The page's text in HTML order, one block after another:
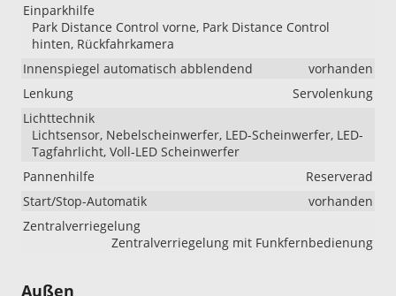
Einparkhilfe
Park Distance Control vorne, Park Distance Control
hinten, Rückfahrkamera
Innenspiegel automatisch abblendend
vorhanden
Lenkung
Servolenkung
Lichttechnik
Lichtsensor, Nebelscheinwerfer, LED-Scheinwerfer, LED-
Tagfahrlicht, Voll-LED Scheinwerfer
Pannenhilfe
Reserverad
Start/Stop-Automatik
vorhanden
Zentralverriegelung
Zentralverriegelung mit Funkfernbedienung
Außen